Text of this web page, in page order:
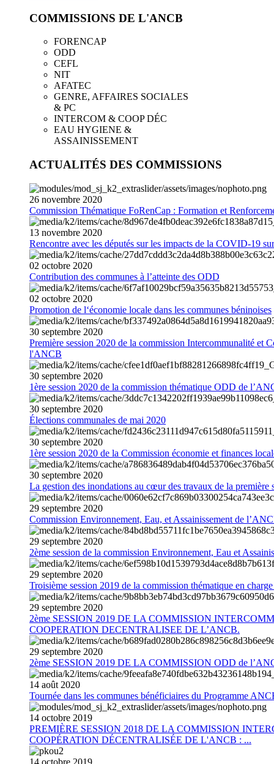
COMMISSIONS DE L'ANCB
FORENCAP
ODD
CEFL
NIT
AFATEC
GENRE, AFFAIRES SOCIALES
& PC
INTERCOM & COOP DÉC
EAU HYGIENE &
ASSAINISSEMENT
ACTUALITÉS DES COMMISSIONS
26 novembre 2020
Commission Thématique FoRenCap : Formation et
13 novembre 2020
Rencontre avec les députés sur les impacts de la COVID-19
02 octobre 2020
Contribution des communes à l’atteinte des ODD
02 octobre 2020
Promotion de l‘économie locale dans les communes béninoises
30 septembre 2020
Première session 2020 de la commission Intercommunalité et
l'ANCB
30 septembre 2020
1ère session 2020 de la commission thématique ODD de
30 septembre 2020
Élections communales de mai 2020
30 septembre 2020
1ère session 2020 de la Commission économie et finances
30 septembre 2020
La gestion des inondations au cœur des travaux de la première
29 septembre 2020
Commission Environnement, Eau, et Assainissement de
29 septembre 2020
2ème session de la commission Environnement, Eau et
29 septembre 2020
Troisième session 2019 de la commission thématique en
29 septembre 2020
2ème SESSION 2019 DE LA COMMISSION
COOPERATION DECENTRALISEE DE L’ANCB.
29 septembre 2020
2ème SESSION 2019 DE LA COMMISSION ODD de
14 août 2020
Tournée dans les communes bénéficiaires du Programme
14 octobre 2019
PREMIÈRE SESSION 2018 DE LA COMMISSION
COOPÉRATION DÉCENTRALISÉE DE L'ANCB : ...
14 octobre 2019